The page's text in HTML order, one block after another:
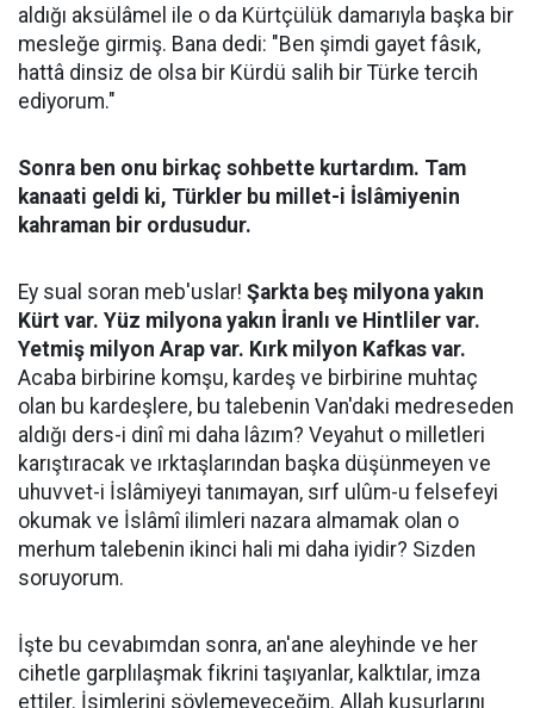
aldığı aksülâmel ile o da Kürtçülük damarıyla başka bir
mesleğe girmiş. Bana dedi: "Ben şimdi gayet fâsık,
hattâ dinsiz de olsa bir Kürdü salih bir Türke tercih
ediyorum."
Sonra ben onu birkaç sohbette kurtardım. Tam
kanaati geldi ki, Türkler bu millet-i İslâmiyenin
kahraman bir ordusudur.
Ey sual soran meb'uslar! Şarkta beş milyona yakın
Kürt var. Yüz milyona yakın İranlı ve Hintliler var.
Yetmiş milyon Arap var. Kırk milyon Kafkas var.
Acaba birbirine komşu, kardeş ve birbirine muhtaç
olan bu kardeşlere, bu talebenin Van'daki medreseden
aldığı ders-i dinî mi daha lâzım? Veyahut o milletleri
karıştıracak ve ırktaşlarından başka düşünmeyen ve
uhuvvet-i İslâmiyeyi tanımayan, sırf ulûm-u felsefeyi
okumak ve İslâmî ilimleri nazara almamak olan o
merhum talebenin ikinci hali mi daha iyidir? Sizden
soruyorum.
İşte bu cevabımdan sonra, an'ane aleyhinde ve her
cihetle garplılaşmak fikrini taşıyanlar, kalktılar, imza
ettiler. İsimlerini söylemeyeceğim. Allah kusurlarını